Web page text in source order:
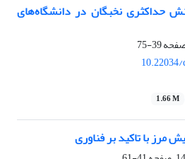
حداکثری نخبگان در دانشگاه‌های
39-75
1.66 M
مرز با تاکید بر فناوری